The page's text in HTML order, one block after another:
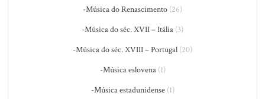
-Música do Renascimento (26)
-Música do séc. XVII – Itália (3)
-Música do séc. XVIII – Portugal (20)
-Música eslovena(1)
-Música estadunidense(1)